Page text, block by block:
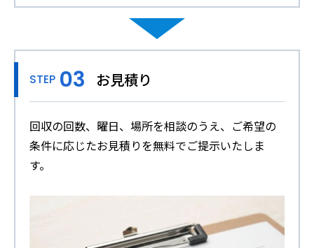
STEP お見積り
回収の回数、曜日、場所を相談のうえ、ご希望の
条件に応じたお見積りを無料でご提示いたしま
す。